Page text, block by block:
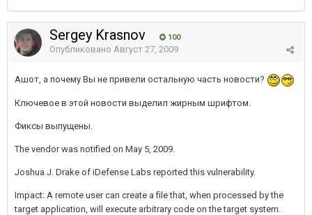
Sergey Krasnov 100
Опубликовано Август 27, 2009
Ашот, а почему Вы не привели остальную часть новости?
Ключевое в этой новости выделил жирным шрифтом.
Фиксы выпущены.
The vendor was notified on May 5, 2009.
Joshua J. Drake of iDefense Labs reported this vulnerability.
Impact: A remote user can create a file that, when processed by the
target application, will execute arbitrary code on the target system.